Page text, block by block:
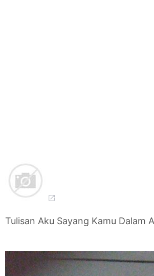
Tulisan Aku Sayang Kamu Dalam